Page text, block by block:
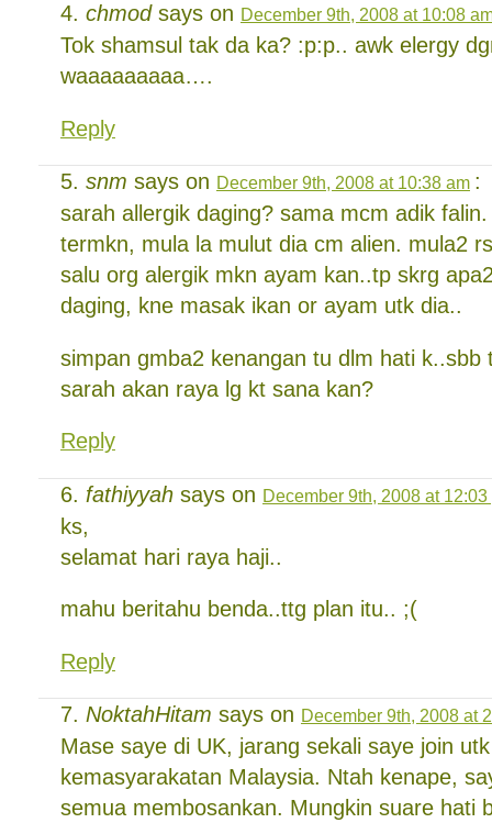
chmodsays on December 9th, 2008 at 10:08
Tok shamsul tak da ka? :p:p.. awk elergy
waaaaaaaaa….
Reply
snm says on December 9th, 2008 at 10:38 am :
sarah allergik daging? sama mcm adik
termkn, mula la mulut dia cm alien. mula2
salu org alergik mkn ayam kan..tp skrg
daging, kne masak ikan or ayam utk dia..
simpan gmba2 kenangan tu dlm hati k..sbb
sarah akan raya lg kt sana kan?
Reply
fathiyyah says on December 9th, 2008 at 12:03
ks,
selamat hari raya haji..
mahu beritahu benda..ttg plan itu.. ;(
Reply
NoktahHitam says on December 9th, 2008 at
Mase saye di UK, jarang sekali saye join
kemasyarakatan Malaysia. Ntah kenape,
semua membosankan. Mungkin suare hati